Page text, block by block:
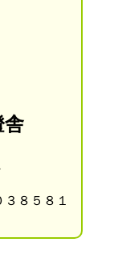
舎
８５８１